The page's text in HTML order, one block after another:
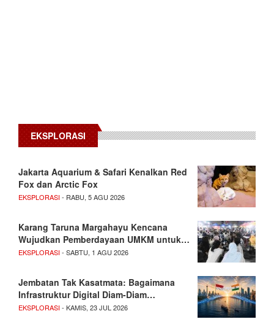
EKSPLORASI
Jakarta Aquarium & Safari Kenalkan Red
Fox dan Arctic Fox
EKSPLORASI- RABU, 5 AGU 2026
Karang Taruna Margahayu Kencana
Wujudkan Pemberdayaan UMKM untuk…
EKSPLORASI- SABTU, 1 AGU 2026
Jembatan Tak Kasatmata: Bagaimana
Infrastruktur Digital Diam-Diam…
EKSPLORASI- KAMIS, 23 JUL 2026